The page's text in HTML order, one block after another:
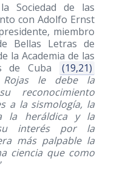
Sociedad de las
con Adolfo Ernst
miembro
Bellas Letras de
la Academia de las
de Cuba
(19,21)
Rojas le debe la
reconocimiento
a la sismología, la
la heráldica y la
interés por la
más palpable la
ciencia que como